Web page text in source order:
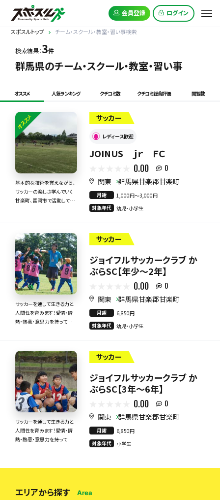
会員登録 ログイン
スポスルトップ チーム・スクール・教室・習い事検索
検索結果：3件
群馬県のチーム・スクール・教室・習い事
オススメ 人気ランキング クチコミ数 クチコミ総合評価 閲覧数
オススメ
基本的な技術を覚えながら、
サッカーの楽しさ学んでいく
甘楽町、富岡市で活動してい
サッカー
レディース歓迎
JOINUS ｊｒ ＦＣ
0.00 0
関東 群馬県甘楽郡甘楽町
月謝
1,000円〜3,000円
対象年代
幼児・小学生
サッカーを通して生きる力と
人間性を育みます！愛情・情
熱・熱意・意思力を持って全
サッカー
ジョイフルサッカークラブ か
ぶらSC【年少～2年】
0.00 0
関東 群馬県甘楽郡甘楽町
月謝
6,850円
対象年代
幼児・小学生
サッカーを通して生きる力と
人間性を育みます！愛情・情
熱・熱意・意思力を持って全
サッカー
ジョイフルサッカークラブ か
ぶらSC【3年～6年】
0.00 0
関東 群馬県甘楽郡甘楽町
月謝
6,850円
対象年代
小学生
エリアから探す Area